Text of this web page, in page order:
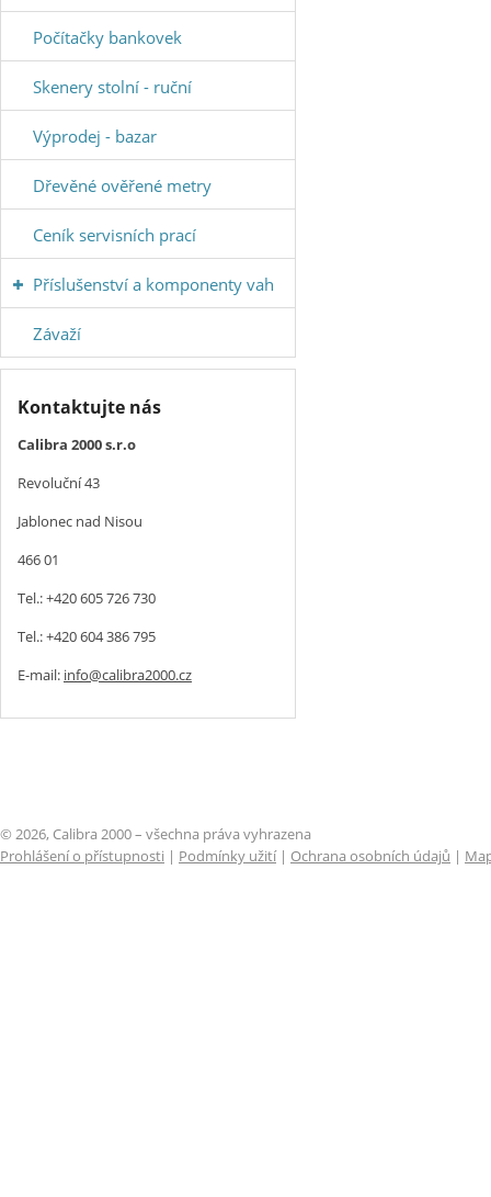
Počítačky bankovek
Skenery stolní - ruční
Výprodej - bazar
Dřevěné ověřené metry
Ceník servisních prací
Příslušenství a komponenty vah
Závaží
Kontaktujte nás
Calibra 2000 s.r.o
Revoluční 43
Jablonec nad Nisou
466 01
Tel.: +420 605 726 730
Tel.: +420 604 386 795
E-mail: info@calibra2000.cz
© 2026, Calibra 2000 – všechna práva vyhrazena
Prohlášení o přístupnosti | Podmínky užití| Ochrana osobních údajů |